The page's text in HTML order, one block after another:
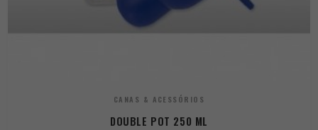
CANAS & ACESSÓRIOS
DOUBLE POT 250 ML